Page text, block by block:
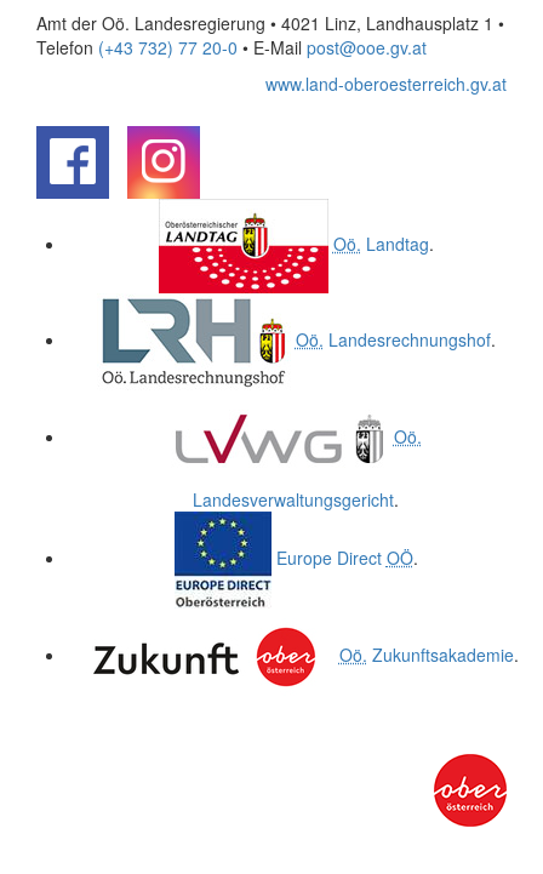
Amt der Oö. Landesregierung • 4021 Linz, Landhausplatz 1 •
Telefon (+43 732) 77 20-0 • E-Mail post@ooe.gv.at
www.land-oberoesterreich.gv.at
Oö. Landtag.
Oö. Landesrechnungshof.
Oö.
Landesverwaltungsgericht.
Europe Direct OÖ.
Oö. Zukunftsakademie.